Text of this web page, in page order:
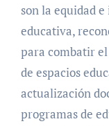
son la equidad
educativa,
para combatir
de espacios
actualización
programas de